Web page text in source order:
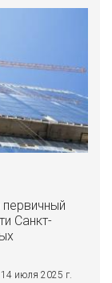
Санкт-
14 июля 2025 г.